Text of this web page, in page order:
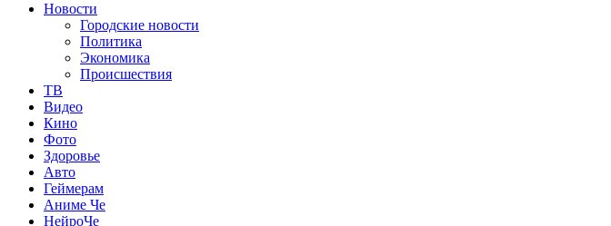
Новости
Городские новости
Политика
Экономика
Происшествия
ТВ
Видео
Кино
Фото
Здоровье
Авто
Геймерам
Аниме Че
НейроЧе